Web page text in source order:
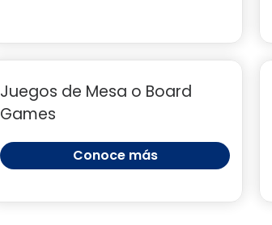
Juegos de Mesa o Board
Games
Conoce más